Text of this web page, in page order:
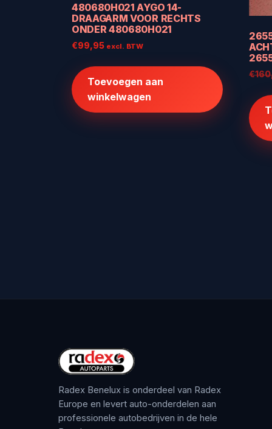
480680H021 AYGO 14-
DRAAGARM VOOR RECHTS
ONDER 480680H021
€99,95 excl. BTW
Toevoegen aan
winkelwagen
€
Radex Benelux is onderdeel van Radex
Europe en levert auto-onderdelen aan
professionele autobedrijven in de hele